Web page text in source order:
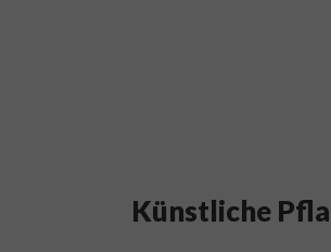
Künstliche